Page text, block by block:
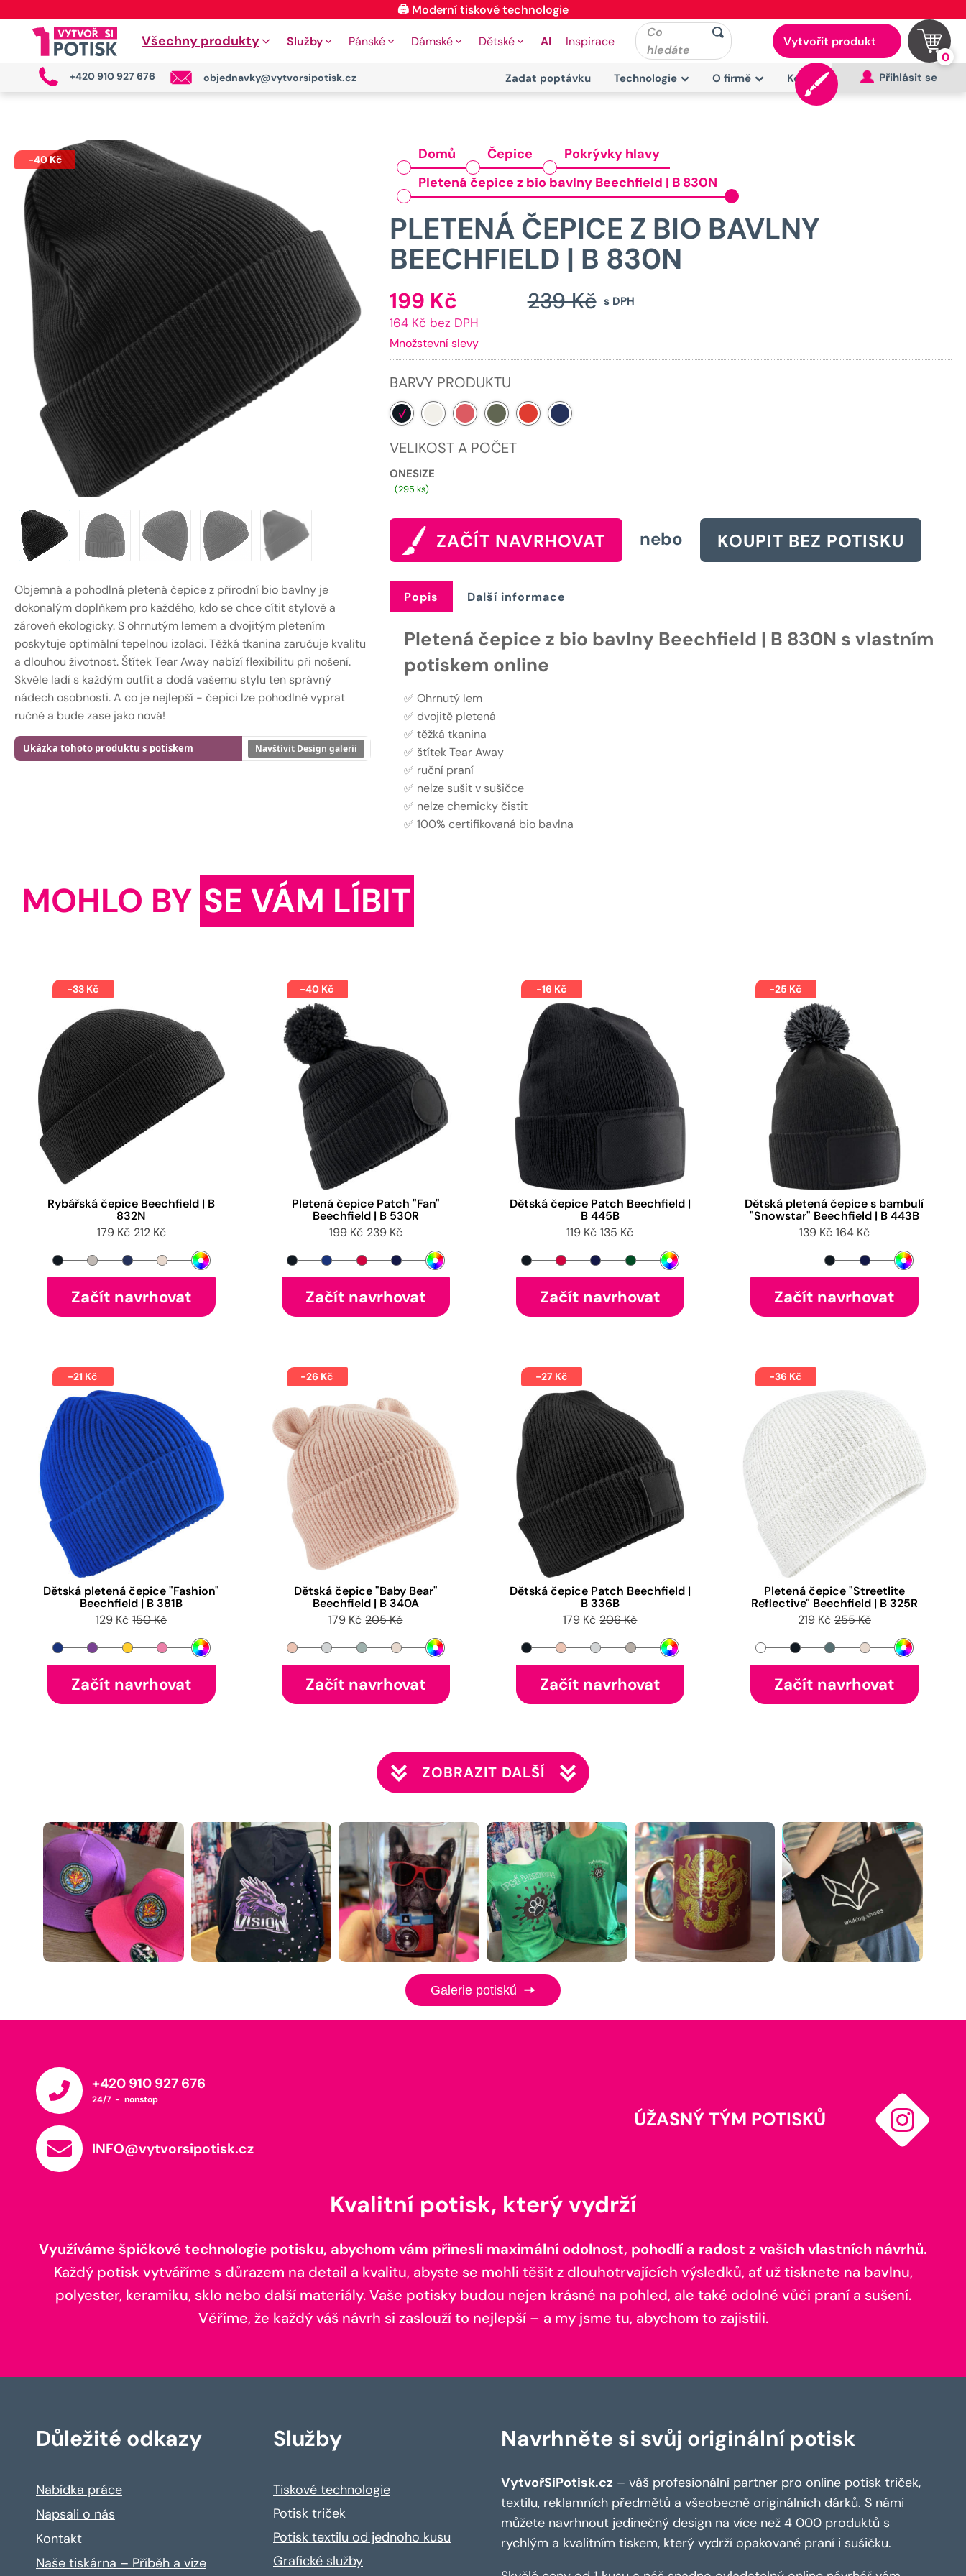
Všechny produkty Služby Pánské Dámské Dětské AI Inspirace
Co
hledáte
Vytvořit produkt
0
+420 910 927 676 objednavky@vytvorsipotisk.cz Zadat poptávku Technologie O firmě Kontakt Přihlásit se
-40Kč
Objemná a pohodlná pletená čepice z přírodní bio bavlny je
dokonalým doplňkem pro každého, kdo se chce cítit stylově a
zároveň ekologicky. S ohrnutým lemem a dvojitým pletením
poskytuje optimální tepelnou izolaci. Těžká tkanina zaručuje kvalitu
a dlouhou životnost. Štítek Tear Away nabízí flexibilitu při nošení.
Skvěle ladí s každým outfit a dodá vašemu stylu ten správný
nádech osobnosti. A co je nejlepší - čepici lze pohodlně vyprat
ručně a bude zase jako nová!
Ukázka tohoto produktu s potiskem Navštívit Design galerii
Domů Čepice
Pokrývky hlavy
Pletená čepice z bio bavlny Beechfield | B 830N
PLETENÁ ČEPICE Z BIO BAVLNY
BEECHFIELD | B 830N
s DPH
239Kč
Původní
239 Kč.
199 KčAktuální
cena
je:
164 Kč bez DPH
Množstevní slevy
BARVY PRODUKTU
VELIKOST A POČET
ONESIZE
(295 ks)
ZAČÍT NAVRHOVAT nebo KOUPIT BEZ POTISKU
Popis Další informace
Pletená čepice z bio bavlny Beechfield | B 830N s vlastním
potiskem online
✅ Ohrnutý lem
✅ dvojitě pletená
✅ těžká tkanina
✅ štítek Tear Away
✅ ruční praní
✅ nelze sušit v sušičce
✅ nelze chemicky čistit
✅ 100% certifikovaná bio bavlna
MOHLO BY SE VÁM LÍBIT
-33 Kč
Rybářská čepice Beechfield | B
832N
179 Kč 212 Kč
Začít navrhovat
-40 Kč
Pletená čepice Patch "Fan"
Beechfield | B 530R
199 Kč 239 Kč
Začít navrhovat
-16 Kč
Dětská čepice Patch Beechfield |
B 445B
119 Kč 135 Kč
Začít navrhovat
-25 Kč
Dětská pletená čepice s bambulí
"Snowstar" Beechfield | B 443B
139 Kč 164 Kč
Začít navrhovat
-21 Kč
Dětská pletená čepice "Fashion"
Beechfield | B 381B
129 Kč 150 Kč
Začít navrhovat
-26 Kč
Dětská čepice "Baby Bear"
Beechfield | B 340A
179 Kč 205 Kč
Začít navrhovat
-27 Kč
Dětská čepice Patch Beechfield |
B 336B
179 Kč 206 Kč
Začít navrhovat
-36 Kč
Pletená čepice "Streetlite
Reflective" Beechfield | B 325R
219 Kč 255 Kč
Začít navrhovat
ZOBRAZIT DALŠÍ
Galerie potisků
+420 910 927 676
24/7 - nonstop
INFO@vytvorsipotisk.cz
ÚŽASNÝ TÝM POTISKŮ
Kvalitní potisk, který vydrží
Využíváme špičkové technologie potisku, abychom vám přinesli maximální odolnost, pohodlí a radost z vašich vlastních návrhů.
Každý potisk vytváříme s důrazem na detail a kvalitu, abyste se mohli těšit z dlouhotrvajících výsledků, ať už tisknete na bavlnu,
polyester, keramiku, sklo nebo další materiály. Vaše potisky budou nejen krásné na pohled, ale také odolné vůči praní a sušení.
Věříme, že každý váš návrh si zaslouží to nejlepší – a my jsme tu, abychom to zajistili.
Důležité odkazy
Nabídka práce
Napsali o nás
Kontakt
Naše tiskárna – Příběh a vize
Služby
Tiskové technologie
Potisk triček
Potisk textilu od jednoho kusu
Grafické služby
Navrhněte si svůj originální potisk
VytvořSiPotisk.cz – váš profesionální partner pro online potisk triček,
textilu, reklamních předmětů a všeobecně originálních dárků. S námi
můžete navrhnout jedinečný design na více než 4 000 produktů s
rychlým a kvalitním tiskem, který vydrží opakované praní i sušičku.